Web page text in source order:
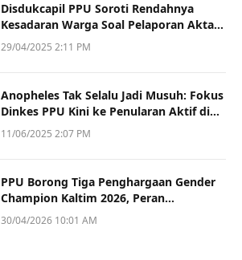
Disdukcapil PPU Soroti Rendahnya
Kesadaran Warga Soal Pelaporan Akta
Kematian
29/04/2025 2:11 PM
Anopheles Tak Selalu Jadi Musuh: Fokus
Dinkes PPU Kini ke Penularan Aktif di
Sotek
11/06/2025 2:07 PM
PPU Borong Tiga Penghargaan Gender
Champion Kaltim 2026, Peran
Perempuan Jadi Sorotan
30/04/2026 10:01 AM